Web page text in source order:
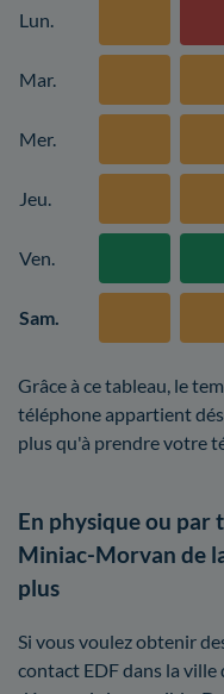
Lun.
Mar.
Mer.
Jeu.
Ven.
Sam.
Grâce à ce tableau, le
téléphone appartient
plus qu'à prendre votre
En physique ou par
Miniac-Morvan de
plus
Si vous voulez obtenir
contact EDF dans la